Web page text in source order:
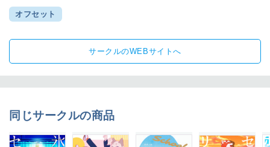
オフセット
サークルのWEBサイトへ
同じサークルの商品